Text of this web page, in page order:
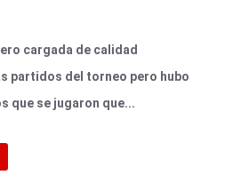
cargada de calidad
partidos del torneo pero hubo
que se jugaron que...